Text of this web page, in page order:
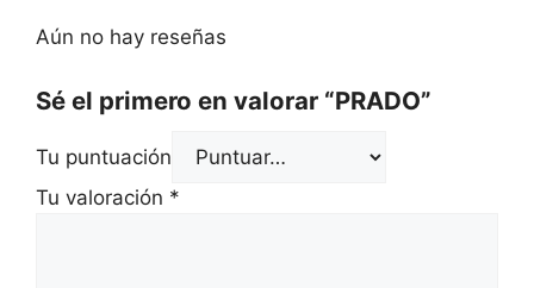
Aún no hay reseñas
Sé el primero en valorar “PRADO”
Tu puntuación
Tu valoración *